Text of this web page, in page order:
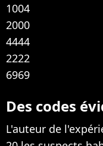
1004
2000
4444
2222
6969
Des codes
L'auteur de